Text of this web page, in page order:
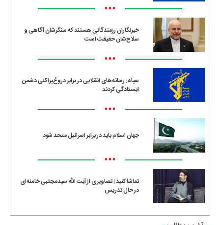
•••
خبرنگاران رزمندگانی هستند که سنگرشان آگاهی و
سلاح‌شان حقیقت است
•••
سپاه: رسانه‌های انقلابی در برابر دروغ‌پراکنی دشمن
ایستادگی کردند
•••
جهان اسلام باید در برابر اسرائیل متحد شود
•••
تماشا کنید | تصاویری از آیت الله سیدمجتبی خامنه‌ای
در حال تدریس